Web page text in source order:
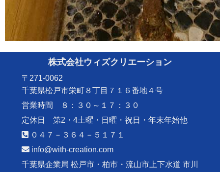
株式会社ウィズクリエーション
〒271-0062
千葉県松戸市栄町８丁目７１６番地４号
営業時間 ８：３０～１７：３０
定休日 第2・4土曜・日曜・祝日・年末年始他
０４７－３６４－５１７１
info@with-creation.com
千葉県企業局 松戸市・柏市・流山市上下水道 市川